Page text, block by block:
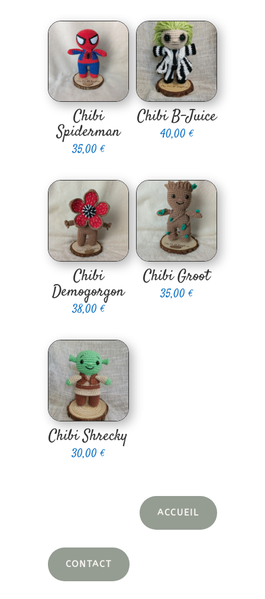
Chibi
Spiderman
35,00€
Chibi B-Juice
40,00€
Chibi
Demogorgon
38,00€
Chibi Groot
35,00€
Chibi Shrecky
30,00€
ACCUEIL
CONTACT